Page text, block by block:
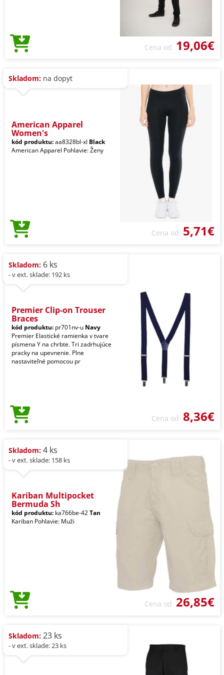
Cena od 19,06€
Skladom: na dopyt
American Apparel
Women's
kód produktu:aa8328bl-xl Black
American Apparel Pohlavie: Ženy
Cena od 5,71€
Skladom: 6 ks
- v ext. sklade: 192 ks
Premier Clip-on Trouser
Braces
kód produktu: pr701nv-u Navy
Premier Elastické ramienka v tvare
písmena Y na chrbte. Tri zadrhujúce
pracky na upevnenie. Plne
nastaviteľné pomocou pr
Cena od 8,36€
Skladom: 4 ks
- v ext. sklade: 158 ks
Kariban Multipocket
Bermuda Sh
kód produktu: ka766be-42Tan
Kariban Pohlavie: Muži
Cena od 26,85€
Skladom: 23 ks
- v ext. sklade: 23 ks